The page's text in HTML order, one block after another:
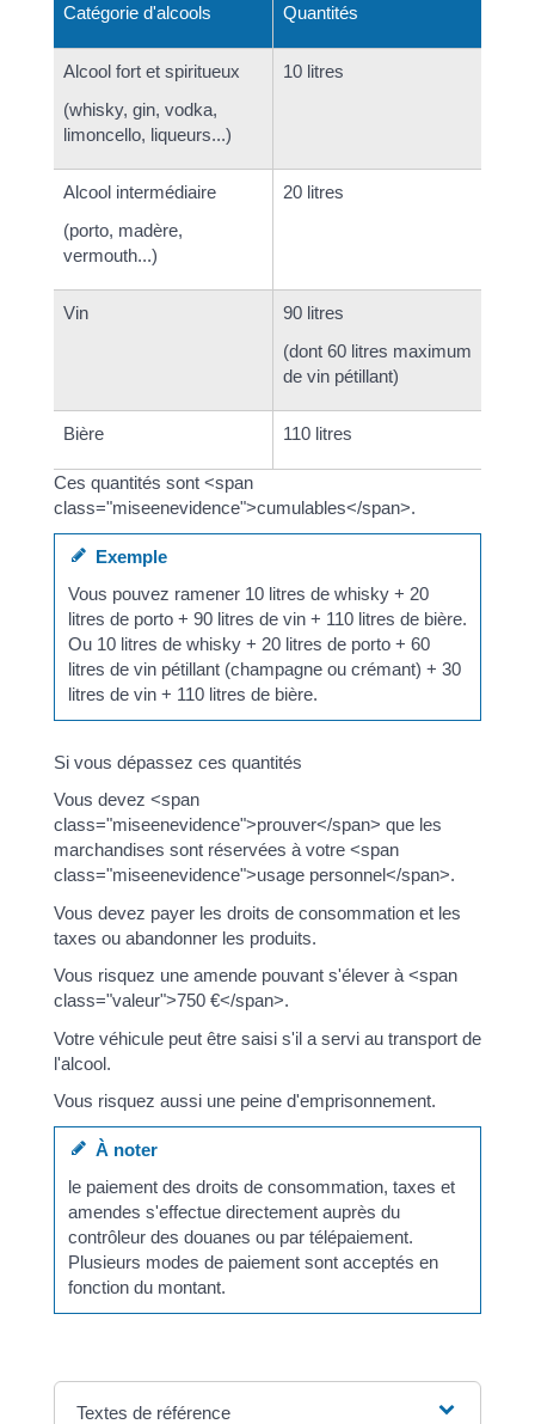
Catégorie d'alcools Quantités
Alcool fort et spiritueux
(whisky, gin, vodka,
limoncello, liqueurs...)
10 litres
Alcool intermédiaire
(porto, madère,
vermouth...)
20 litres
Vin
90 litres
(dont 60 litres maximum
de vin pétillant)
Bière 110 litres
Ces quantités sont <span
class="miseenevidence">cumulables</span>.
Exemple
Vous pouvez ramener 10 litres de whisky + 20
litres de porto + 90 litres de vin + 110 litres de bière.
Ou 10 litres de whisky + 20 litres de porto + 60
litres de vin pétillant (champagne ou crémant) + 30
litres de vin + 110 litres de bière.
Si vous dépassez ces quantités
Vous devez <span
class="miseenevidence">prouver</span> que les
marchandises sont réservées à votre <span
class="miseenevidence">usage personnel</span>.
Vous devez payer les droits de consommation et les
taxes ou abandonner les produits.
Vous risquez une amende pouvant s'élever à <span
class="valeur">750 €</span>.
Votre véhicule peut être saisi s'il a servi au transport de
l'alcool.
Vous risquez aussi une peine d'emprisonnement.
À noter
le paiement des droits de consommation, taxes et
amendes s'effectue directement auprès du
contrôleur des douanes ou par télépaiement.
Plusieurs modes de paiement sont acceptés en
fonction du montant.
Textes de référence